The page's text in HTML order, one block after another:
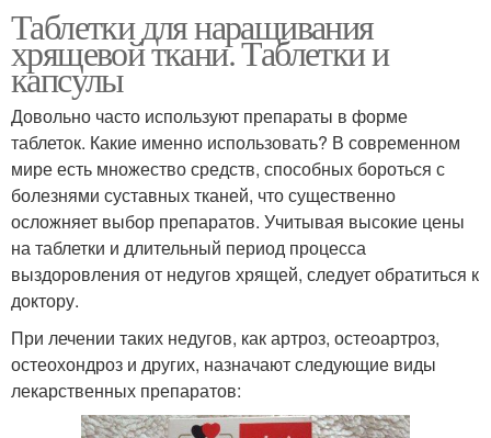
Таблетки для наращивания
хрящевой ткани. Таблетки и
капсулы
Довольно часто используют препараты в форме
таблеток. Какие именно использовать? В современном
мире есть множество средств, способных бороться с
болезнями суставных тканей, что существенно
осложняет выбор препаратов. Учитывая высокие цены
на таблетки и длительный период процесса
выздоровления от недугов хрящей, следует обратиться к
доктору.
При лечении таких недугов, как артроз, остеоартроз,
остеохондроз и других, назначают следующие виды
лекарственных препаратов: